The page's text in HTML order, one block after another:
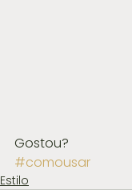
Gostou?
#comousar
Estilo